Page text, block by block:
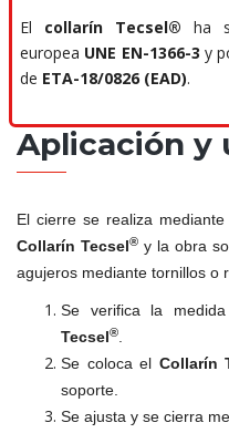
El collarín Tecsel® ha
europea UNE EN-1366-3 y
de ETA-18/0826 (EAD).
Aplicación y
El cierre se realiza
Collarín Tecsel® y la obra
agujeros mediante tornillos o
Se verifica la
Tecsel®.
Se coloca el Collarín
soporte.
Se ajusta y se cierra